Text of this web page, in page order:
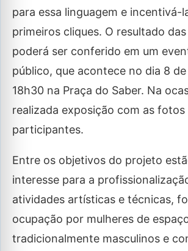
para essa linguagem e incentivá-
primeiros cliques. O resultado
poderá ser conferido em um
público, que acontece no dia 8
18h30 na Praça do Saber. Na
realizada exposição com as
participantes.
Entre os objetivos do projeto
interesse para a
atividades artísticas e técnicas,
ocupação por mulheres de
tradicionalmente masculinos e